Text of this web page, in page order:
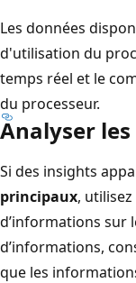
Les données
d'utilisation du
temps réel et le
du processeur.
Analyser
Si des insights
principaux,
d’informations sur
d’informations,
que les